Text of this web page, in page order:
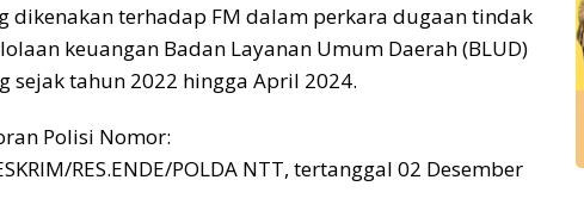
dikenakan terhadap FM dalam perkara dugaan tindak
keuangan Badan Layanan Umum Daerah (BLUD)
sejak tahun 2022 hingga April 2024.
Polisi Nomor:
RES.ENDE/POLDA NTT, tertanggal 02 Desember